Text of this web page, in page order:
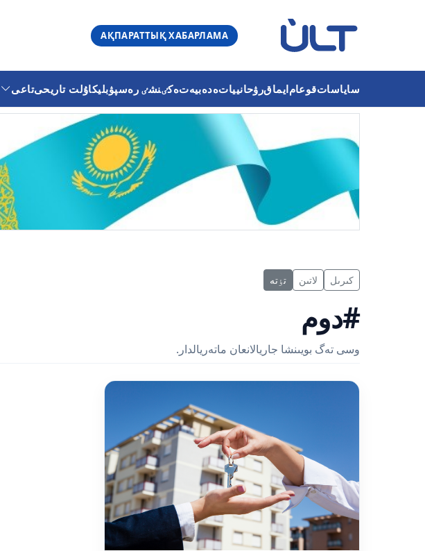
АҚПАРАТТЫҚ ХАБАРЛАМА
ساياساتقوعامايماقرۋحانيياتەدەبيەتەكٸنشٸ رەسپۋبليكاۇلت تاريحىتاعى
كىرىل لاتىن تٶتە
#دوم
وسى تەگ بويىنشا جاريالانعان ماتەريالدار.